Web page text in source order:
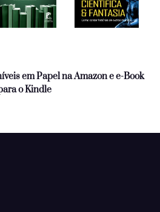
em Papel na Amazon e e-Book
o Kindle